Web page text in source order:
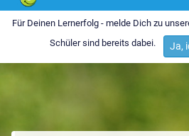
Für Deinen Lernerfolg - melde Dich zu
Schüler sind bereits dabei.
Ja,